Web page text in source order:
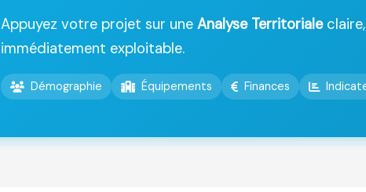
Appuyez votre projet sur une Analyse Territoriale
immédiatement exploitable.
Démographie Équipements Finances